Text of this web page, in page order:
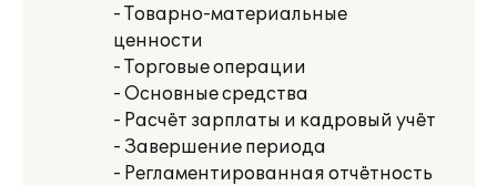
- Товарно-материальные
ценности
- Торговые операции
- Основные средства
- Расчёт зарплаты и кадровый учёт
- Завершение периода
- Регламентированная отчётность